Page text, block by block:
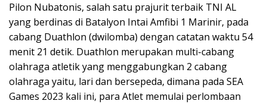
Pilon Nubatonis, salah satu prajurit terbaik TNI AL
yang berdinas di Batalyon Intai Amfibi 1 Marinir, pada
cabang Duathlon (dwilomba) dengan catatan waktu 54
menit 21 detik. Duathlon merupakan multi-cabang
olahraga atletik yang menggabungkan 2 cabang
olahraga yaitu, lari dan bersepeda, dimana pada SEA
Games 2023 kali ini, para Atlet memulai perlombaan